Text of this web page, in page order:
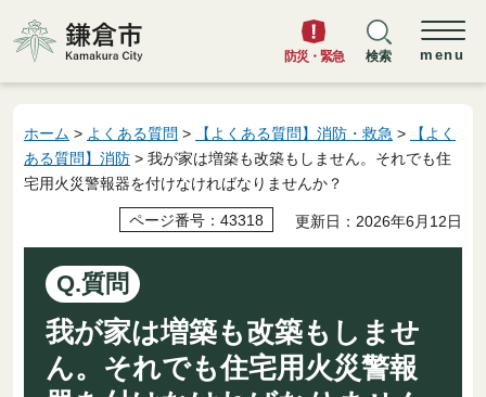
鎌倉市
防災・緊急 検索 menu
ホーム > よくある質問 > 【よくある質問】消防・救急 >
【よく
ある質問】消防 > 我が家は増築も改築もしません。それでも住
宅用火災警報器を付けなければなりませんか？
ページ番号：43318 更新日：2026年6月12日
Q.質問
我が家は増築も改築もしませ
ん。それでも住宅用火災警報